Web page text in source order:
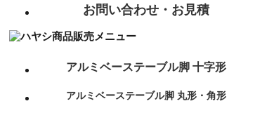
お問い合わせ・お見積
アルミベーステーブル脚 十字形
アルミベーステーブル脚 丸形・角形